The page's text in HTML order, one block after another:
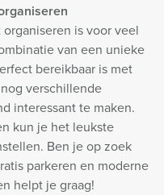
is voor veel
van een unieke
bereikbaar is met
verschillende
interessant te maken.
kun je het leukste
Ben je op zoek
parkeren en moderne
helpt je graag!